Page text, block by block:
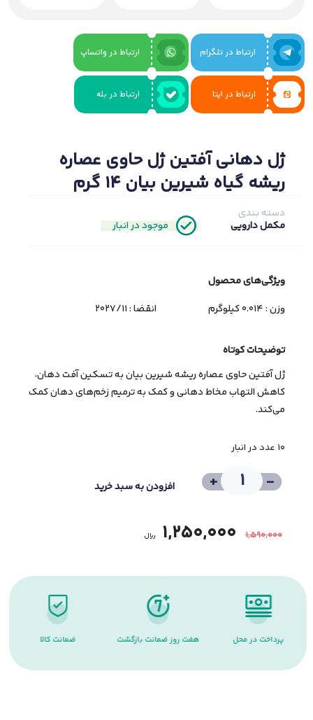
ارتباط در تلگرام ارتباط در واتساپ
ارتباط در ایتا ارتباط در بله
ژل دهانی آفتین ژل حاوی عصاره
ریشه گیاه شیرین بیان 14 گرم
موجود در انبار
دسته بندی
مکمل دارویی
ویژگی‌های ﻣﺤﺼﻮل
وزن : 0.014 کیلوگرم
انقضا :2027/11
توضیحات کوتاه
ژل آفتین حاوی عصاره ریشه شیرین بیان به تسکین آفت دهان،
کاهش التهاب مخاط دهانی و کمک به ترمیم زخم‌های دهان کمک
می‌کند.
10 عدد در انبار
-
+ افزودن به سبد خرید
1,590,000
1,250,000 ﷼
پرداخت در محل هفت روز ضمانت بازگشت ضمانت کالا